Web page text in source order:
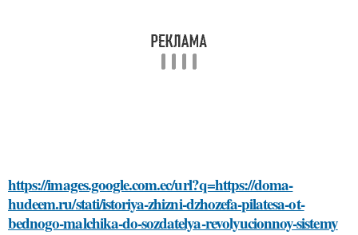
https://images.google.com.ec/url?q=https://doma-
hudeem.ru/stati/istoriya-zhizni-dzhozefa-pilatesa-ot-
bednogo-malchika-do-sozdatelya-revolyucionnoy-sistemy